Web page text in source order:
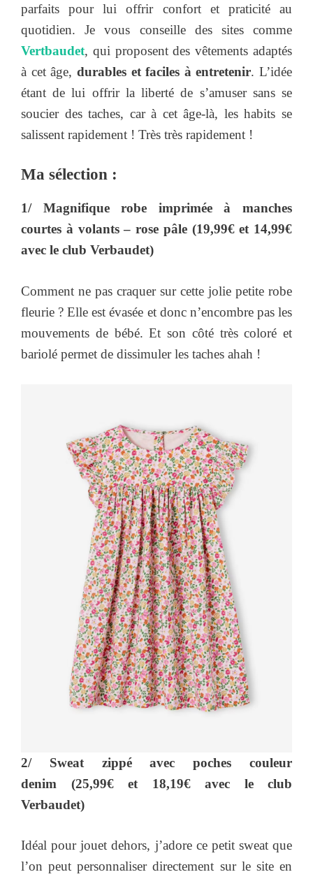
parfaits pour lui offrir confort et praticité au
quotidien. Je vous conseille des sites comme
Vertbaudet, qui proposent des vêtements adaptés
à cet âge, durables et faciles à entretenir. L’idée
étant de lui offrir la liberté de s’amuser sans se
soucier des taches, car à cet âge-là, les habits se
salissent rapidement ! Très très rapidement !
Ma sélection :
1/ Magnifique robe imprimée à manches
courtes à volants – rose pâle (19,99€ et 14,99€
avec le club Verbaudet)
Comment ne pas craquer sur cette jolie petite robe
fleurie ? Elle est évasée et donc n’encombre pas les
mouvements de bébé. Et son côté très coloré et
bariolé permet de dissimuler les taches ahah !
2/ Sweat zippé avec poches couleur
denim (25,99€ et 18,19€ avec le club
Verbaudet)
Idéal pour jouet dehors, j’adore ce petit sweat que
l’on peut personnaliser directement sur le site en